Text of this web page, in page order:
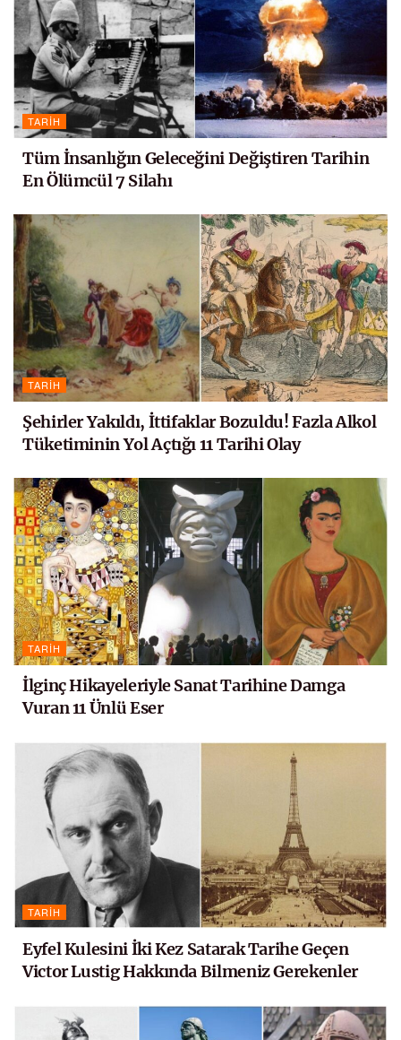
TARIH
Tüm İnsanlığın Geleceğini Değiştiren Tarihin
En Ölümcül 7 Silahı
TARIH
Şehirler Yakıldı, İttifaklar Bozuldu! Fazla Alkol
Tüketiminin Yol Açtığı 11 Tarihi Olay
TARIH
İlginç Hikayeleriyle Sanat Tarihine Damga
Vuran 11 Ünlü Eser
TARIH
Eyfel Kulesini İki Kez Satarak Tarihe Geçen
Victor Lustig Hakkında Bilmeniz Gerekenler